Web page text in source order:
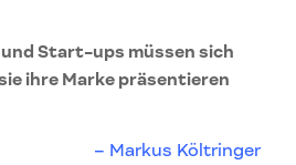
Start-ups müssen sich
ihre Marke präsentieren
Markus Költringer